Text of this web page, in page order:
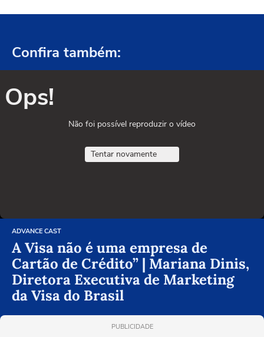
Confira também:
Ops!
Não foi possível reproduzir o vídeo
Tentar novamente
ADVANCE CAST
A Visa não é uma empresa de
Cartão de Crédito” | Mariana Dinis,
Diretora Executiva de Marketing
da Visa do Brasil
PUBLICIDADE